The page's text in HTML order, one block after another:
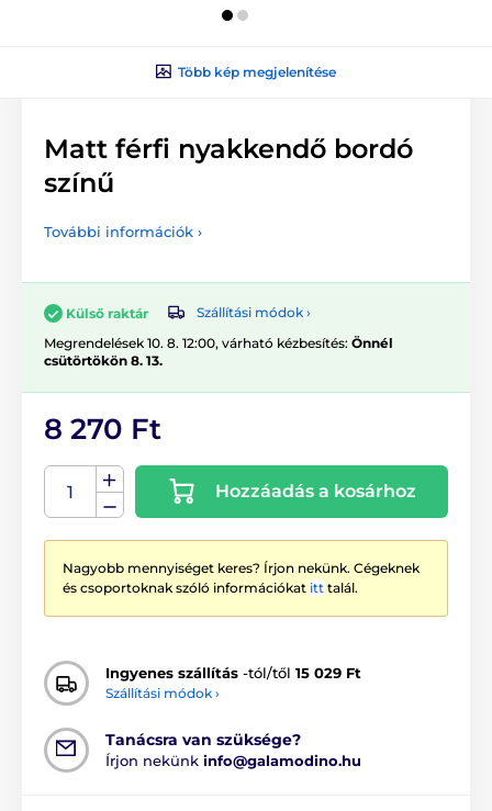
Több kép megjelenítése
Matt férfi nyakkendő bordó
színű
További információk ›
Külső raktár
Szállítási módok ›
Megrendelések 10. 8. 12:00, várható kézbesítés: Önnél
csütörtökön 8. 13.
8 270 Ft
Hozzáadás a kosárhoz
Nagyobb mennyiséget keres? Írjon nekünk. Cégeknek
és csoportoknak szóló információkat itt talál.
Ingyenes szállítás -tól/től 15 029 Ft
Szállítási módok ›
Tanácsra van szüksége?
Írjon nekünk info@galamodino.hu